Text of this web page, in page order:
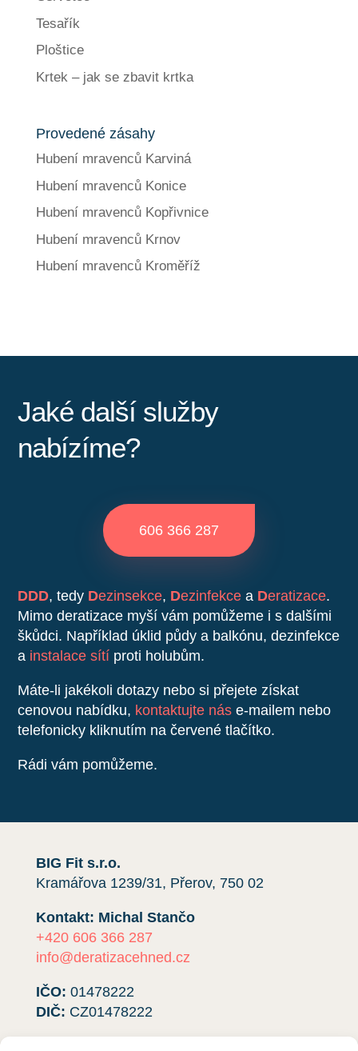
Tesařík
Ploštice
Krtek – jak se zbavit krtka
Provedené zásahy
Hubení mravenců Karviná
Hubení mravenců Konice
Hubení mravenců Kopřivnice
Hubení mravenců Krnov
Hubení mravenců Kroměříž
Jaké další služby
nabízíme?
606 366 287
DDD, tedy Dezinsekce, Dezinfekce a Deratizace.
Mimo deratizace myší vám pomůžeme i s dalšími
škůdci. Například úklid půdy a balkónu, dezinfekce
a instalace sítí proti holubům.
Máte-li jakékoli dotazy nebo si přejete získat
cenovou nabídku, kontaktujte nás e-mailem nebo
telefonicky kliknutím na červené tlačítko.
Rádi vám pomůžeme.
BIG Fit s.r.o.
Kramářova 1239/31, Přerov, 750 02
Kontakt: Michal Stančo
+420 606 366 287
info@deratizacehned.cz
IČO: 01478222
DIČ: CZ01478222